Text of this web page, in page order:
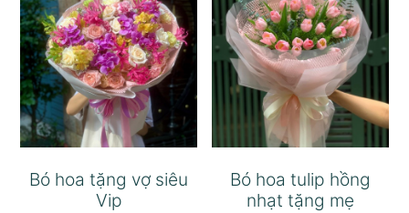
Bó hoa tặng vợ siêu
Vip
Bó hoa tulip hồng
nhạt tặng mẹ